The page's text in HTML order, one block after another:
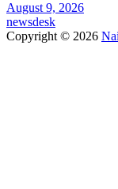
August 9, 2026
newsdesk
Copyright © 2026